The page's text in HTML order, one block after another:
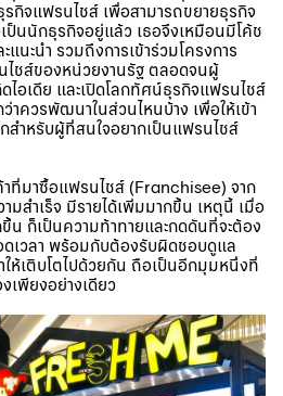
รกิจแฟรนไชส์ เพื่อสามารถขยายธุรกิจ
ป็นนักธุรกิจอยู่แล้ว เธอจึงเหมือนมีโค้ช
นะนำ รวมถึงการเข้าร่วมโครงการ
ชส์ของหน่วยงานรัฐ ตลอดจนผู้
ไอเดีย และเปิดโลกทัศน์ธุรกิจแฟรนไชส์
าควรพัฒนาในส่วนไหนบ้าง เพื่อให้เข้า
กสำหรับผู้ที่สนใจอยากเป็นแฟรนไชส์
ที่มาซื้อแฟรนไชส์ (Franchisee) จาก
มสำเร็จ มีรายได้เพิ่มมากขึ้น เหตุนี้ เมื่อ
น ก็เป็นความท้าทายและกดดันที่จะต้อง
เวลา พร้อมกับต้องรับผิดชอบดูแล
ให้เติบโตไปด้วยกัน ถือเป็นอีกมุมหนึ่งที่
เพียงอย่างเดียว